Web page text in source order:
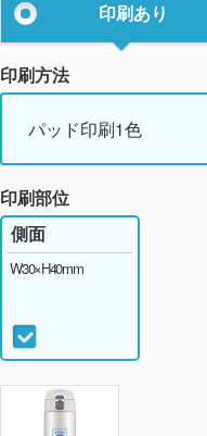
印刷あり
印刷方法
パッド印刷1色
印刷部位
側面
W30×H40mm